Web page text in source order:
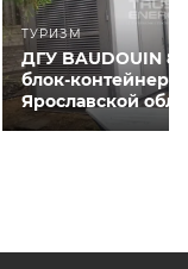
ТУРИЗМ
ДГУ BAUDOUIN
блок-контейнере
Ярославской